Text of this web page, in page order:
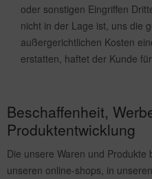
oder sonstigen Eingriffen
nicht in der Lage ist, uns die
außergerichtlichen Kosten
erstatten, haftet der Kunde
Beschaffenheit,
Produktentwicklung
Die unsere Waren und
unseren online-shops, in